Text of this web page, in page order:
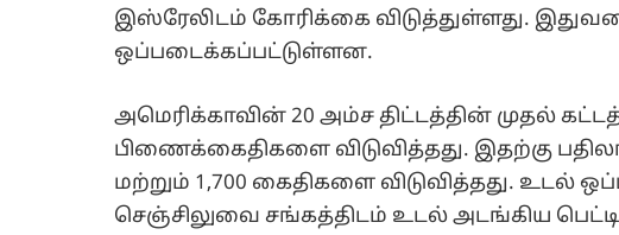
இஸ்ரேலிடம் கோரிக்கை விடுத்துள்ளது.
ஒப்படைக்கப்பட்டுள்ளன.
அமெரிக்காவின் 20 அம்ச திட்டத்தின் முதல்
பிணைக்கைதிகளை விடுவித்தது. இதற்கு
மற்றும் 1,700 கைதிகளை விடுவித்தது. உடல்
செஞ்சிலுவை சங்கத்திடம் உடல் அடங்கிய